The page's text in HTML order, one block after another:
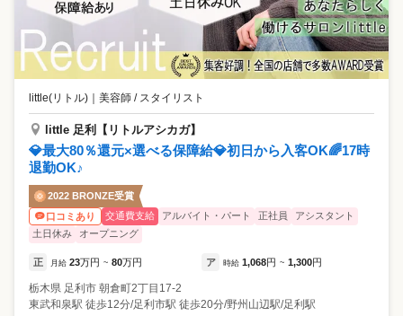
little(リトル) ｜ 美容師 / スタイリスト
little 足利【リトルアシカガ】
💎最大80％還元×選べる保障給💎初日から入客OK🌈17時
退勤OK♪
2022 BRONZE受賞
口コミあり
交通費支給 アルバイト・パート 正社員
アシスタント
土日休み
オープニング
正 月給 23万円 ~ 80万円 ア 時給 1,068円 ~ 1,300円
栃木県 足利市 朝倉町2丁目17-2
東武和泉駅 徒歩12分/足利市駅 徒歩20分/野州山辺駅/足利駅